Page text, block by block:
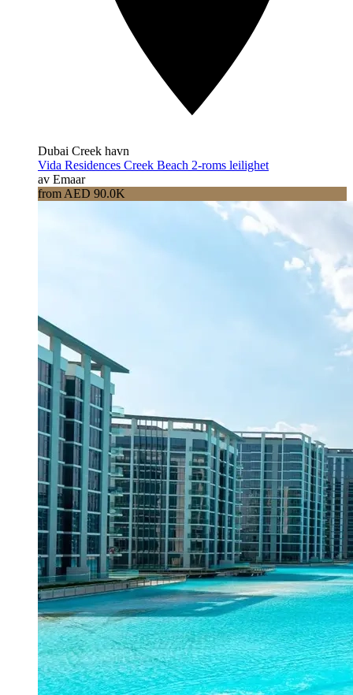
Dubai Creek havn
Vida Residences Creek Beach 2-roms leilighet
av Emaar
from AED 90.0K